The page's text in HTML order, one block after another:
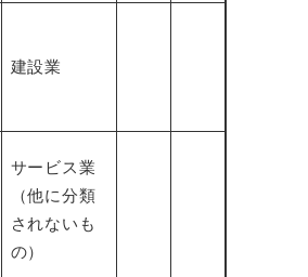
建設業
サービス業
（他に分類
されないも
の）